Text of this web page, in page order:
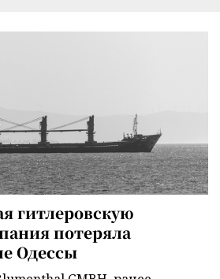
гитлеровскую
потеряла
Одессы